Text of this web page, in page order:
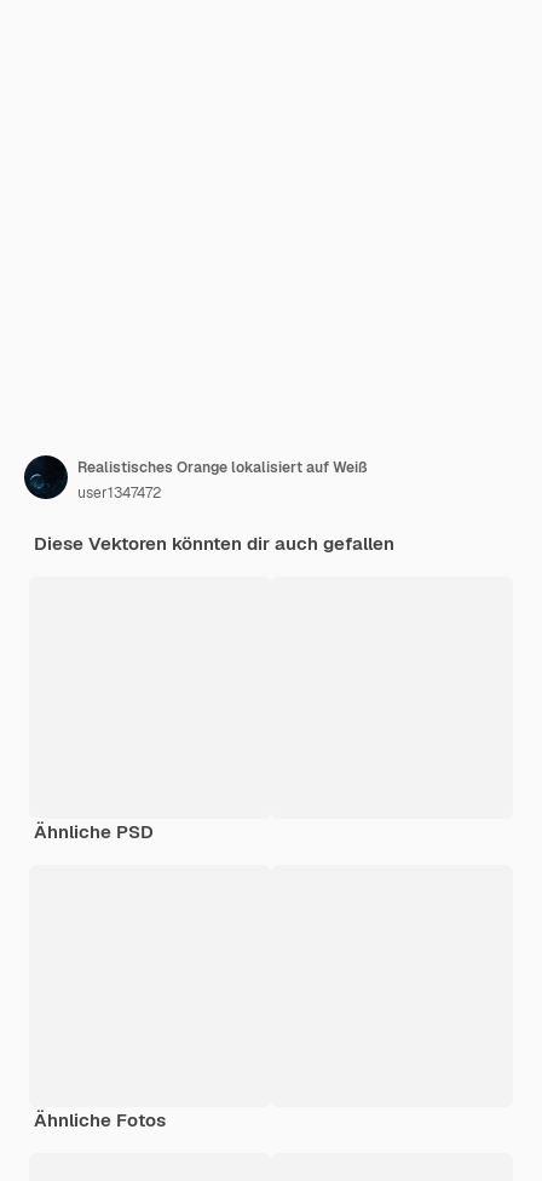
Realistisches Orange lokalisiert auf Weiß
user1347472
Diese Vektoren könnten dir auch gefallen
Ähnliche PSD
Ähnliche Fotos